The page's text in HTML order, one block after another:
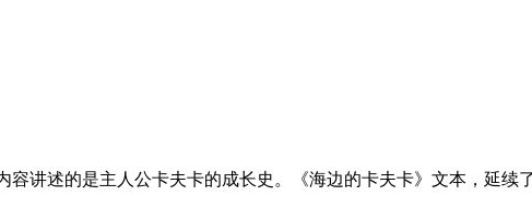
容讲述的是主人公卡夫卡的成长史。《海边的卡夫卡》文本，延